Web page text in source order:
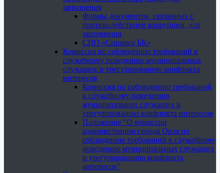
заполнения
Формы документов, связанных с
противодействием коррупции, для
заполнения
СПО «Справки БК»
Комиссия по соблюдению требований к
служебному поведению муниципальных
служащих и урегулированию конфликта
интересов
Комиссия по соблюдению требований
к служебному поведению
муниципальных служащих и
урегулированию конфликта интересов
Положение "О комиссии
администрации города Орла по
соблюдению требований к служебному
поведению муниципальных служащих
и урегулированию конфликта
интересов"